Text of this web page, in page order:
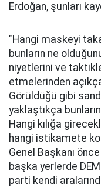
Erdoğan, şunları
"Hangi maskeyi
bunların ne
niyetlerini ve
etmelerinden
Görüldüğü gibi
yaklaştıkça
Hangi kılığa
hangi istikamete
Genel Başkanı
başka yerlerde
parti kendi